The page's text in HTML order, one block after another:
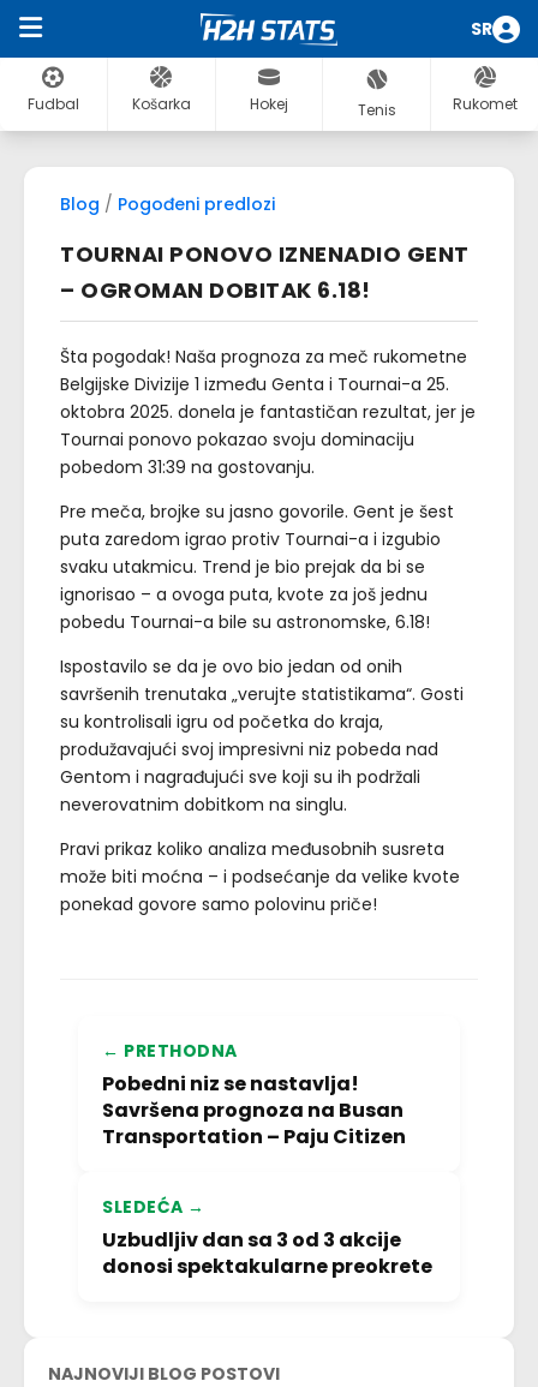
SR
Fudbal Košarka Hokej Tenis Rukomet
Blog / Pogođeni predlozi
TOURNAI PONOVO IZNENADIO GENT
– OGROMAN DOBITAK 6.18!
Šta pogodak! Naša prognoza za meč rukometne
Belgijske Divizije 1 između Genta i Tournai-a 25.
oktobra 2025. donela je fantastičan rezultat, jer je
Tournai ponovo pokazao svoju dominaciju
pobedom 31:39 na gostovanju.
Pre meča, brojke su jasno govorile. Gent je šest
puta zaredom igrao protiv Tournai-a i izgubio
svaku utakmicu. Trend je bio prejak da bi se
ignorisao – a ovoga puta, kvote za još jednu
pobedu Tournai-a bile su astronomske, 6.18!
Ispostavilo se da je ovo bio jedan od onih
savršenih trenutaka „verujte statistikama“. Gosti
su kontrolisali igru od početka do kraja,
produžavajući svoj impresivni niz pobeda nad
Gentom i nagrađujući sve koji su ih podržali
neverovatnim dobitkom na singlu.
Pravi prikaz koliko analiza međusobnih susreta
može biti moćna – i podsećanje da velike kvote
ponekad govore samo polovinu priče!
← PRETHODNA
Pobedni niz se nastavlja!
Savršena prognoza na Busan
Transportation – Paju Citizen
SLEDEĆA →
Uzbudljiv dan sa 3 od 3 akcije
donosi spektakularne preokrete
NAJNOVIJI BLOG POSTOVI